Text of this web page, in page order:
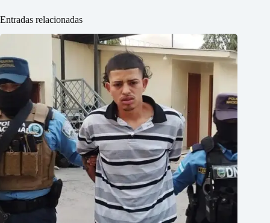
Entradas relacionadas